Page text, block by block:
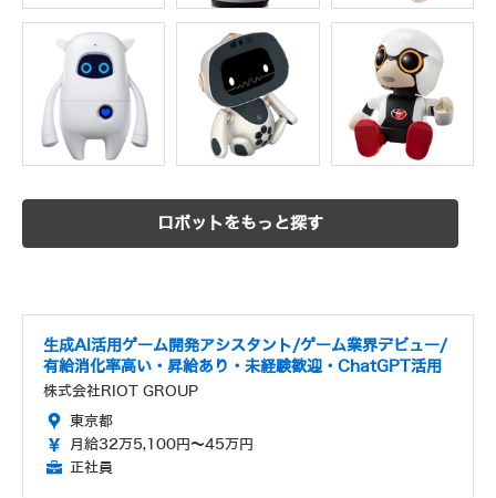
ロボットをもっと探す
生成AI活用ゲーム開発アシスタント/ゲーム業界デビュー/
有給消化率高い・昇給あり・未経験歓迎・ChatGPT活用
株式会社RIOT GROUP
東京都
月給32万5,100円～45万円
正社員